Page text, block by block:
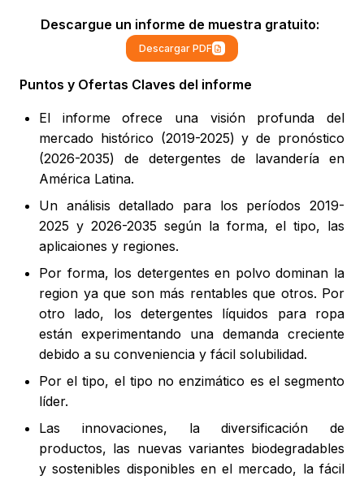
Descargue un informe de muestra gratuito:
Descargar PDF
Puntos y Ofertas Claves del informe
El informe ofrece una visión profunda del
mercado histórico (2019-2025) y de pronóstico
(2026-2035) de detergentes de lavandería en
América Latina.
Un análisis detallado para los períodos 2019-
2025 y 2026-2035 según la forma, el tipo, las
aplicaiones y regiones.
Por forma, los detergentes en polvo dominan la
region ya que son más rentables que otros. Por
otro lado, los detergentes líquidos para ropa
están experimentando una demanda creciente
debido a su conveniencia y fácil solubilidad.
Por el tipo, el tipo no enzimático es el segmento
líder.
Las innovaciones, la diversificación de
productos, las nuevas variantes biodegradables
y sostenibles disponibles en el mercado, la fácil